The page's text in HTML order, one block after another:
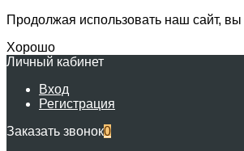
Продолжая использовать наш сайт, вы
Хорошо
Личный кабинет
Вход
Регистрация
Заказать звонок0